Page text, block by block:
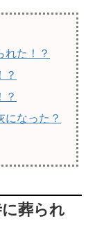
れた！？
？
？
になった？
葬られ